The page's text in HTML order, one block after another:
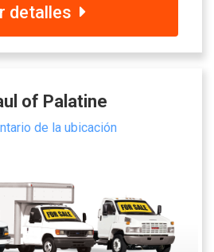
detalles
of Palatine
de la ubicación